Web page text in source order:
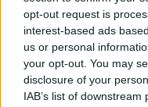
opt-out request is
interest-based ads
us or personal
your opt-out. You may
disclosure of your
IAB’s list of
stakeholder: la
continuare a
e sociale
attenzione verso il